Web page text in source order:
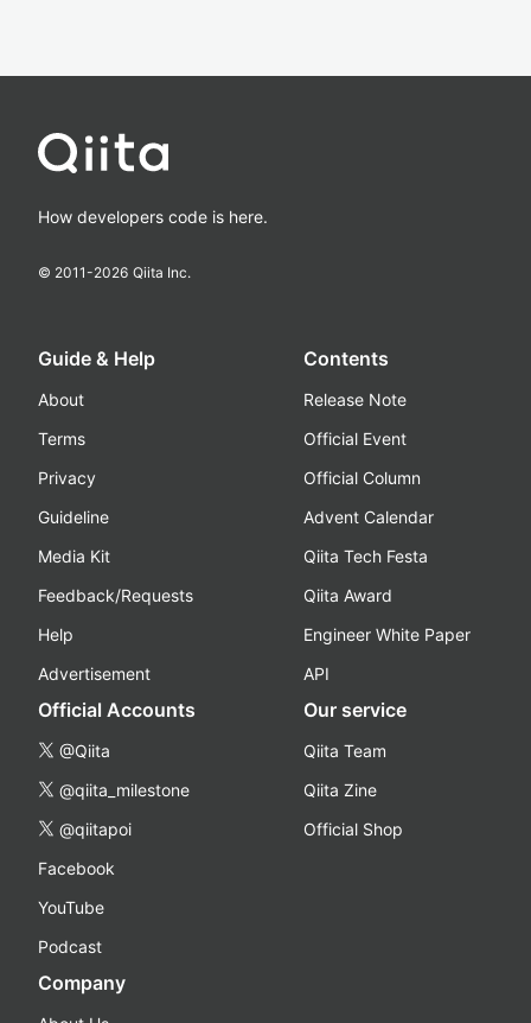
How developers code is here.
© 2011-2026 Qiita Inc.
Guide & Help
About
Terms
Privacy
Guideline
Media Kit
Feedback/Requests
Help
Advertisement
Contents
Release Note
Official Event
Official Column
Advent Calendar
Qiita Tech Festa
Qiita Award
Engineer White Paper
API
Official Accounts
@Qiita
@qiita_milestone
@qiitapoi
Facebook
YouTube
Podcast
Our service
Qiita Team
Qiita Zine
Official Shop
Company